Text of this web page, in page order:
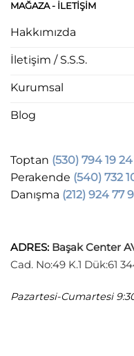
MAĞAZA - ILETIŞIM
Hakkımızda
İletişim / S.S.S.
Kurumsal
Blog
Toptan (530) 794 19 24
Perakende (540) 732
Danışma (212) 924 77
ADRES: Başak Center
Cad. No:49 K.1 Dük:61
Pazartesi-Cumartesi